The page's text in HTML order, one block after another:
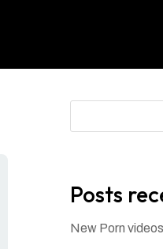
Posts
New Porn